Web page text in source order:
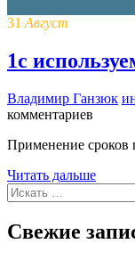
31 Август
1с
Владимир Ганзюк
комментариев
Применение сроков
Читать дальше
Свежие